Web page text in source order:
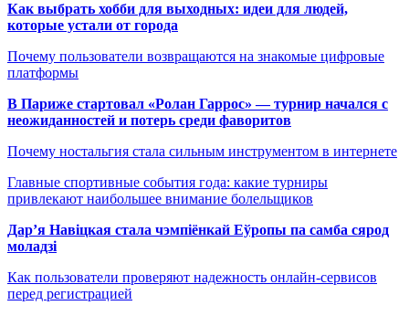
Как выбрать хобби для выходных: идеи для людей,
которые устали от города
Почему пользователи возвращаются на знакомые цифровые
платформы
В Париже стартовал «Ролан Гаррос» — турнир начался с
неожиданностей и потерь среди фаворитов
Почему ностальгия стала сильным инструментом в интернете
Главные спортивные события года: какие турниры
привлекают наибольшее внимание болельщиков
Дар’я Навіцкая стала чэмпіёнкай Еўропы па самба сярод
моладзі
Как пользователи проверяют надежность онлайн-сервисов
перед регистрацией